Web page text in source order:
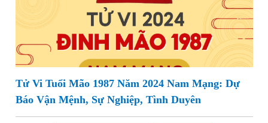
Tử Vi Tuổi Mão 1987 Năm 2024 Nam Mạng: Dự
Báo Vận Mệnh, Sự Nghiệp, Tình Duyên